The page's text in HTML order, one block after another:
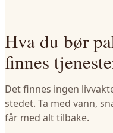
Hva du bør
finnes
Det finnes ingen
stedet. Ta med vann,
får med alt tilbake.